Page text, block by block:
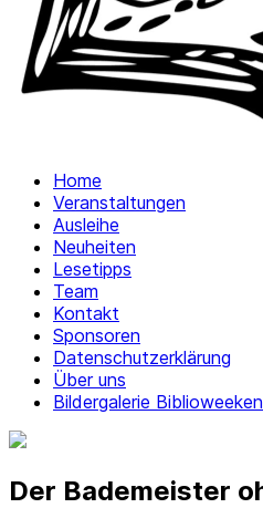
Home
Veranstaltungen
Ausleihe
Neuheiten
Lesetipps
Team
Kontakt
Sponsoren
Datenschutzerklärung
Über uns
Bildergalerie
Der Bademeister